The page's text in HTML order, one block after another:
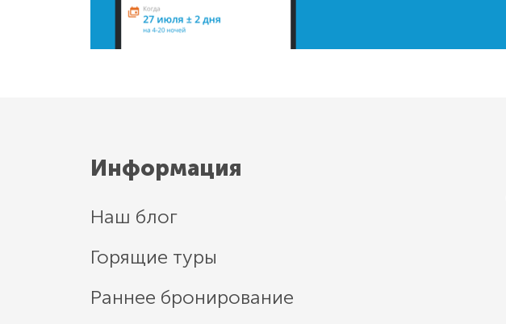
Информация
Наш блог
Горящие туры
Раннее бронирование